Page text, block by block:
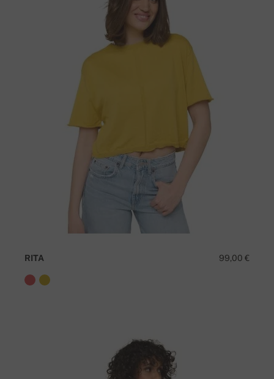
99,00 €
RITA